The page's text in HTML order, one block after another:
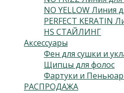
NO YELLOW Линия
PERFECT KERATIN
HS СТАЙЛИНГ
Аксессуары
Фен для сушки и
Щипцы для фолос
Фартуки и
РАСПРОДАЖА